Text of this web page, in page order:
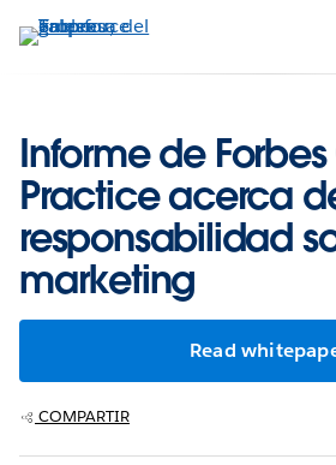
Informe de
Practice acerca
responsabilidad
marketing
Read
COMPARTIR